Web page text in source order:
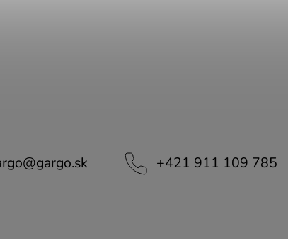
@gargo.sk +421 911 109 785